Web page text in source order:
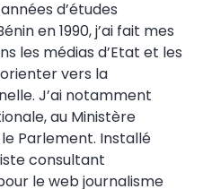
d’études
en 1990, j’ai fait mes
les médias d’Etat et les
vers la
J’ai notamment
au Ministère
Parlement. Installé
consultant
le web journalisme